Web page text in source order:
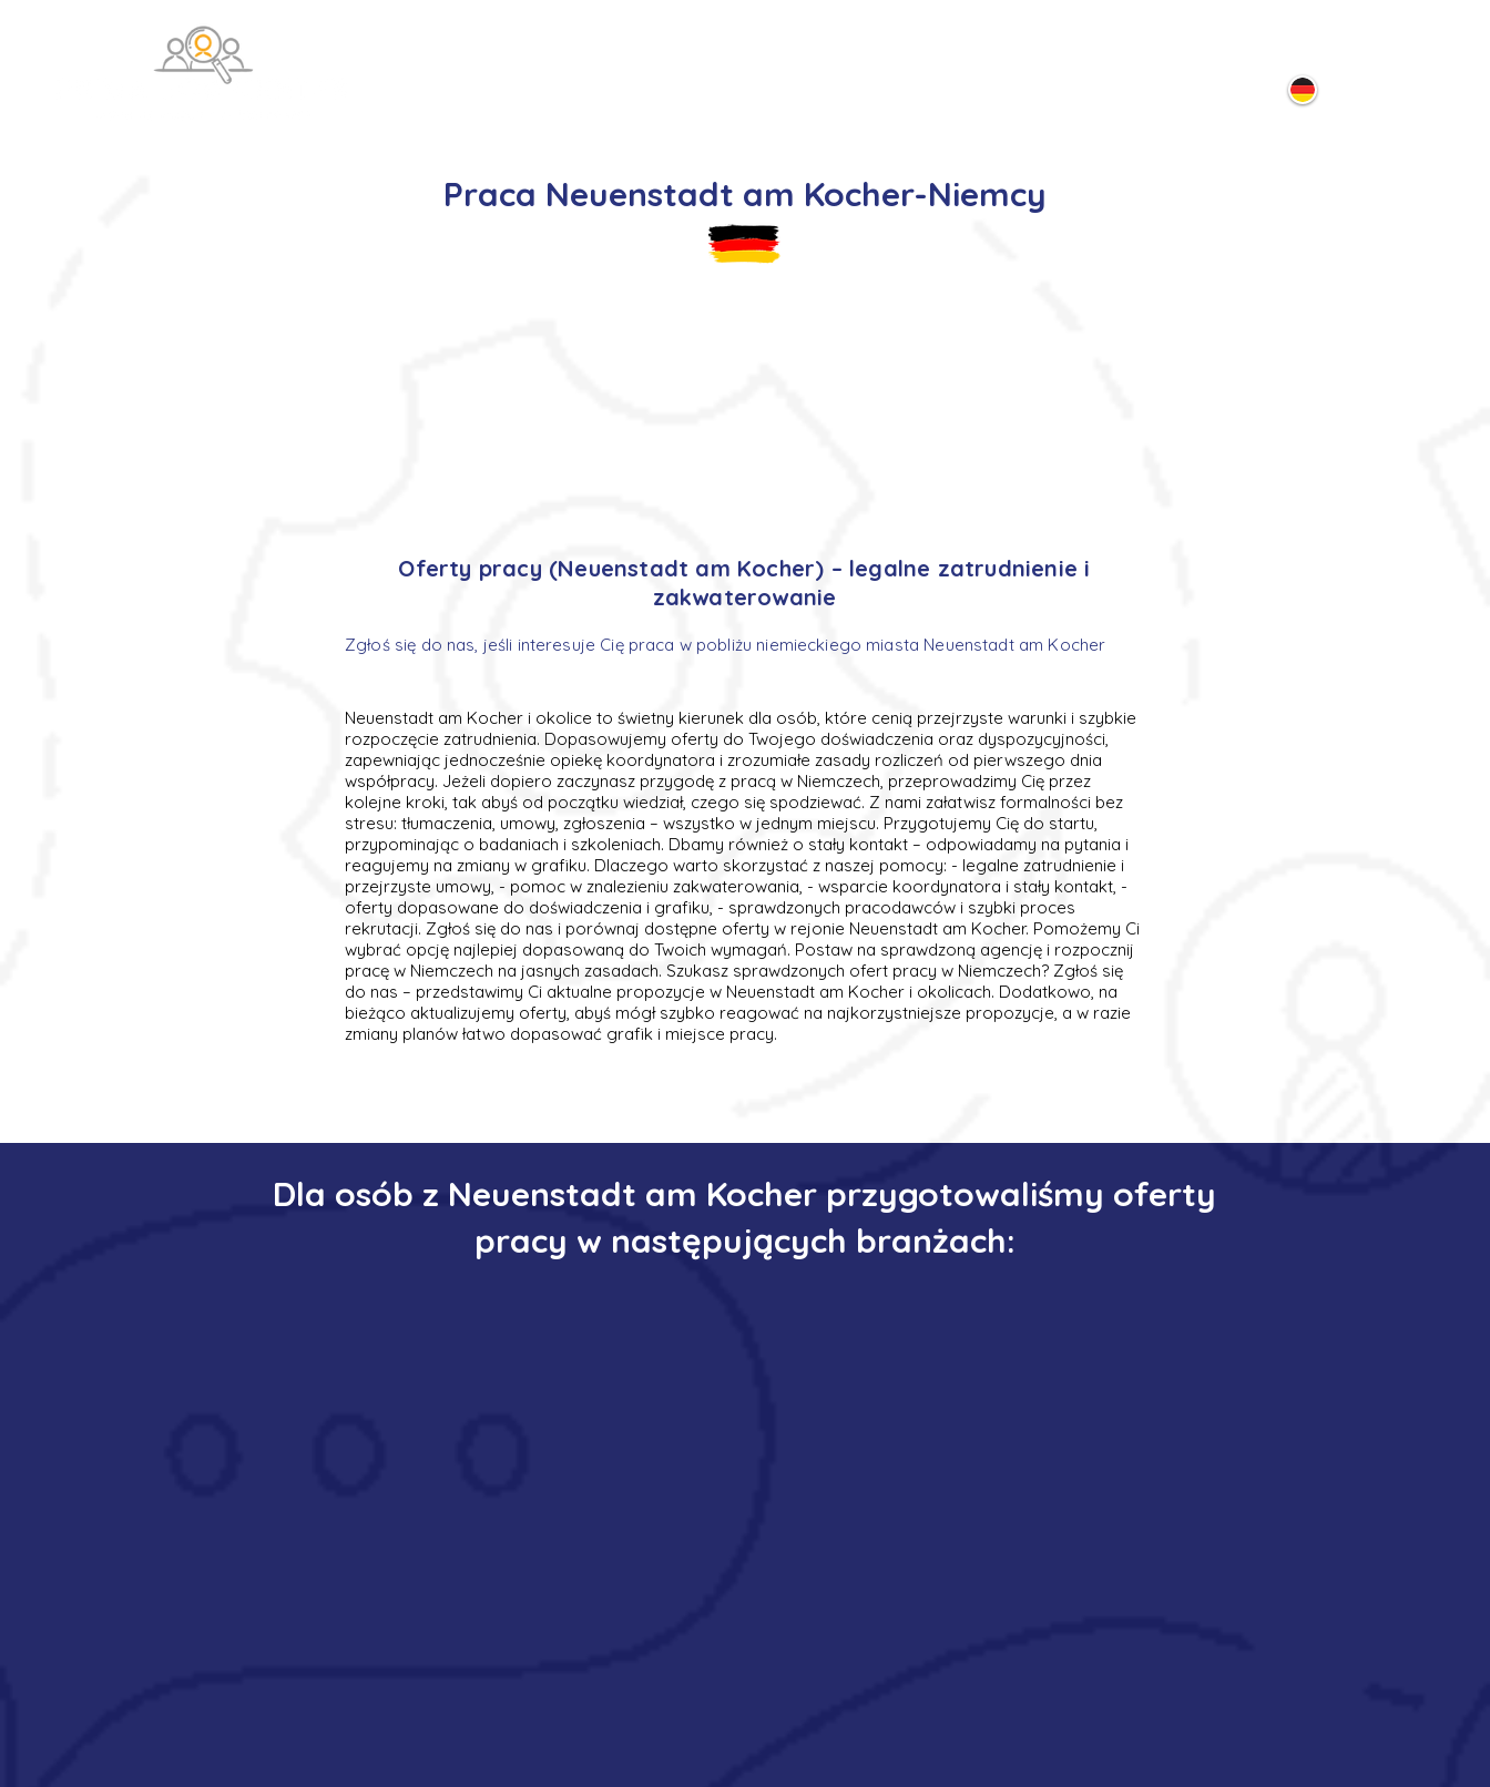
Praca Neuenstadt am Kocher-Niemcy
Oferty pracy (Neuenstadt am Kocher) – legalne zatrudnienie i
zakwaterowanie
Zgłoś się do nas, jeśli interesuje Cię praca w pobliżu niemieckiego miasta Neuenstadt am Kocher
Neuenstadt am Kocher i okolice to świetny kierunek dla osób, które cenią przejrzyste warunki i szybkie
rozpoczęcie zatrudnienia. Dopasowujemy oferty do Twojego doświadczenia oraz dyspozycyjności,
zapewniając jednocześnie opiekę koordynatora i zrozumiałe zasady rozliczeń od pierwszego dnia
współpracy. Jeżeli dopiero zaczynasz przygodę z pracą w Niemczech, przeprowadzimy Cię przez
kolejne kroki, tak abyś od początku wiedział, czego się spodziewać. Z nami załatwisz formalności bez
stresu: tłumaczenia, umowy, zgłoszenia – wszystko w jednym miejscu. Przygotujemy Cię do startu,
przypominając o badaniach i szkoleniach. Dbamy również o stały kontakt – odpowiadamy na pytania i
reagujemy na zmiany w grafiku. Dlaczego warto skorzystać z naszej pomocy: - legalne zatrudnienie i
przejrzyste umowy, - pomoc w znalezieniu zakwaterowania, - wsparcie koordynatora i stały kontakt, -
oferty dopasowane do doświadczenia i grafiku, - sprawdzonych pracodawców i szybki proces
rekrutacji. Zgłoś się do nas i porównaj dostępne oferty w rejonie Neuenstadt am Kocher. Pomożemy Ci
wybrać opcję najlepiej dopasowaną do Twoich wymagań. Postaw na sprawdzoną agencję i rozpocznij
pracę w Niemczech na jasnych zasadach. Szukasz sprawdzonych ofert pracy w Niemczech? Zgłoś się
do nas – przedstawimy Ci aktualne propozycje w Neuenstadt am Kocher i okolicach. Dodatkowo, na
bieżąco aktualizujemy oferty, abyś mógł szybko reagować na najkorzystniejsze propozycje, a w razie
zmiany planów łatwo dopasować grafik i miejsce pracy.
Dla osób z Neuenstadt am Kocher przygotowaliśmy oferty
pracy w następujących branżach: